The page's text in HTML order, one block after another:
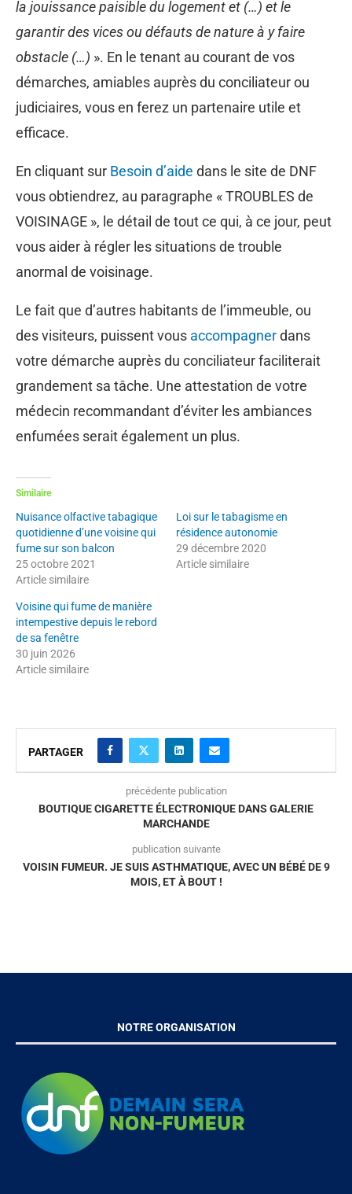
la jouissance paisible du logement et (…) et le
garantir des vices ou défauts de nature à y faire
obstacle (…) ». En le tenant au courant de vos
démarches, amiables auprès du conciliateur ou
judiciaires, vous en ferez un partenaire utile et
efficace.
En cliquant sur Besoin d’aide dans le site de DNF
vous obtiendrez, au paragraphe « TROUBLES de
VOISINAGE », le détail de tout ce qui, à ce jour, peut
vous aider à régler les situations de trouble
anormal de voisinage.
Le fait que d’autres habitants de l’immeuble, ou
des visiteurs, puissent vous accompagnerdans
votre démarche auprès du conciliateur faciliterait
grandement sa tâche. Une attestation de votre
médecin recommandant d’éviter les ambiances
enfumées serait également un plus.
Similaire
Nuisance olfactive tabagique
quotidienne d’une voisine qui
fume sur son balcon
25 octobre 2021
Article similaire
Loi sur le tabagisme en
résidence autonomie
29 décembre 2020
Article similaire
Voisine qui fume de manière
intempestive depuis le rebord
de sa fenêtre
30 juin 2026
Article similaire
PARTAGER
précédente publication
BOUTIQUE CIGARETTE ÉLECTRONIQUE DANS GALERIE
MARCHANDE
publication suivante
VOISIN FUMEUR. JE SUIS ASTHMATIQUE, AVEC UN BÉBÉ DE 9
MOIS, ET À BOUT !
NOTRE ORGANISATION